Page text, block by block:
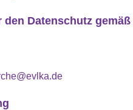
Datenschutz gemäß